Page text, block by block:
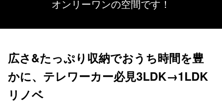
オンリーワンの空間です！
広さ&たっぷり収納でおうち時間を豊
かに、テレワーカー必見3LDK→1LDK
リノベ